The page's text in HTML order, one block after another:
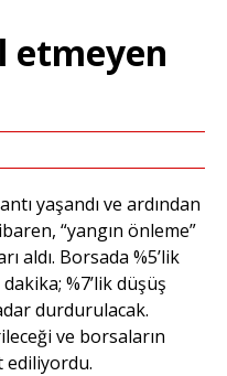
etmeyen
yaşandı ve ardından
“yangın önleme”
aldı. Borsada %5’lik
%7’lik düşüş
durdurulacak.
ve borsaların
ediliyordu.